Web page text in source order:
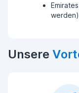
werden)
Unsere